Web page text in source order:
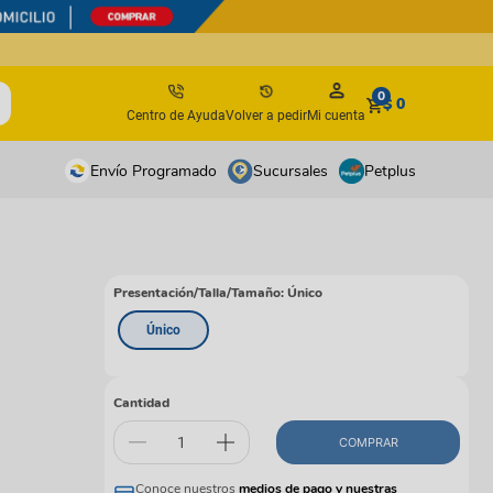
Centro de AyudaVolver a pedirMi cuenta
0$ 0
y suplementos
y suplementos
Envío Programado Sucursales Petplus
Presentación/Talla/Tamaño:Único
Único
Cantidad
COMPRAR
Conoce nuestros medios de pago y nuestras